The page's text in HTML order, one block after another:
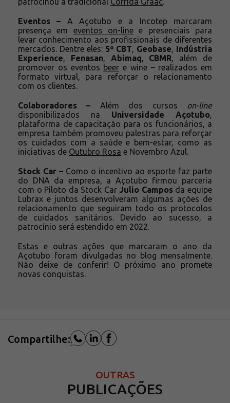
Eventos – A Açotubo e a Incotep marcaram
presença em eventos on-line e presenciais para
levar conhecimento aos profissionais de diferentes
mercados. Dentre eles: 5º CBT, Geobase, Indústria
Experience, Fenasan, Abimaq, CBMR, além de
promover os eventos beer e wine – realizados em
formato virtual, para reforçar o relacionamento
com os clientes.
Colaboradores – Além dos cursos on-line
disponibilizados na Universidade Açotubo,
plataforma de capacitação para os funcionários, a
empresa também promoveu palestras para reforçar
os cuidados com a saúde e bem-estar, como as
iniciativas de Outubro Rosa e Novembro Azul.
Stock Car – Como o incentivo ao esporte faz parte
do DNA da empresa, a Açotubo firmou parceria
com o Piloto da Stock CarJulio Camposda equipe
Lubrax e juntos desenvolveram algumas ações de
relacionamento que seguiram todo os protocolos
de cuidados sanitários. Devido ao sucesso, a
patrocínio será estendido em 2022.
Estas e outras ações que marcaram o ano da
Açotubo foram divulgadas no blog mensalmente.
Não deixe de conferir! O próximo ano promete
novas conquistas.
Compartilhe:
OUTRAS
PUBLICAÇÕES